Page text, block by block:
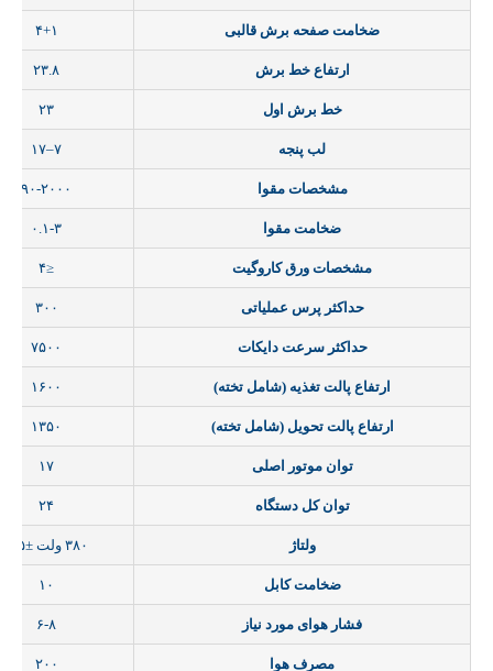
ضخامت صفحه برش قالبی ۴+۱
ارتفاع خط برش ۲۳.۸
خط برش اول ۲۳
لب پنجه ۷–۱۷
مشخصات مقوا ۹۰-۲۰۰۰
ضخامت مقوا ۰.۱-۳
مشخصات ورق کاروگیت ≤۴
حداکثر پرس عملیاتی ۳۰۰
حداکثر سرعت دایکات ۷۵۰۰
ارتفاع پالت تغذیه (شامل تخته) ۱۶۰۰
ارتفاع پالت تحویل (شامل تخته) ۱۳۵۰
توان موتور اصلی ۱۷
توان کل دستگاه ۲۴
ولتاژ ۳۸۰ ولت ±۵%
ضخامت کابل ۱۰
فشار هوای مورد نیاز ۶-۸
مصرف هوا ۲۰۰